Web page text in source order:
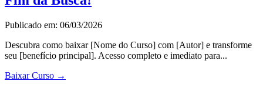
Publicado em: 06/03/2026
Descubra como baixar [Nome do Curso] com [Autor] e transforme
seu [benefício principal]. Acesso completo e imediato para...
Baixar Curso →